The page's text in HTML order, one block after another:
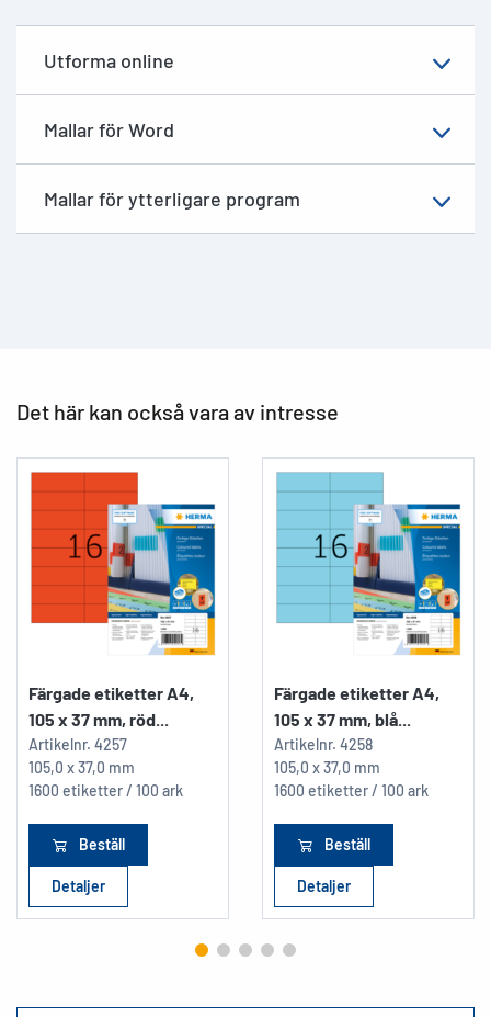
Utforma online
Mallar för Word
Mallar för ytterligare program
Det här kan också vara av intresse
Färgade etiketter A4,
105 x 37 mm, röd...
Artikelnr. 4257
105,0 x 37,0 mm
1600 etiketter / 100 ark
Beställ
Detaljer
Färgade etiketter A4,
105 x 37 mm, blå...
Artikelnr. 4258
105,0 x 37,0 mm
1600 etiketter / 100 ark
Beställ
Detaljer